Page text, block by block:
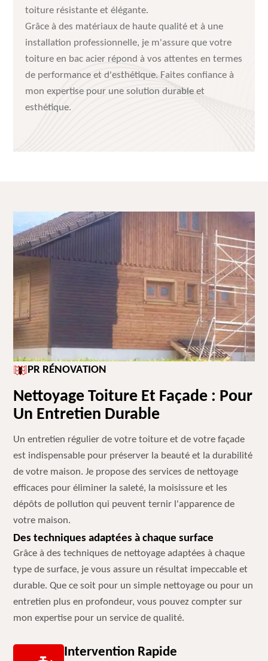
toiture résistante et élégante.
Grâce à des matériaux de haute qualité et à une
installation professionnelle, je m'assure que votre
toiture en bac acier répond à vos attentes en termes
de performance et d'esthétique. Faites confiance à
mon expertise pour une solution durable et
esthétique.
PR RÉNOVATION
Nettoyage Toiture Et Façade : Pour
Un Entretien Durable
Un entretien régulier de votre toiture et de votre façade
est indispensable pour préserver la beauté et la durabilité
de votre maison. Je propose des services de nettoyage
efficaces pour éliminer la saleté, la moisissure et les
dépôts de pollution qui peuvent ternir l'apparence de
votre maison.
Des techniques adaptées à chaque surface
Grâce à des techniques de nettoyage adaptées à chaque
type de surface, je vous assure un résultat impeccable et
durable. Que ce soit pour un simple nettoyage ou pour un
entretien plus en profondeur, vous pouvez compter sur
mon expertise pour un service de qualité.
Intervention Rapide